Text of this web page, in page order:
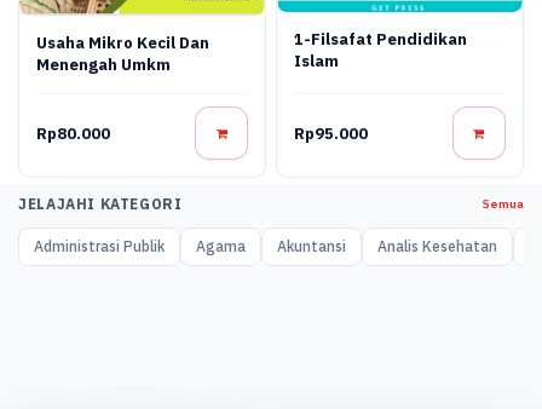
Usaha Mikro Kecil Dan
Menengah Umkm
Rp80.000
1-Filsafat Pendidikan
Islam
Rp95.000
JELAJAHI KATEGORI Semua
Administrasi Publik Agama Akuntansi Analis Kesehatan